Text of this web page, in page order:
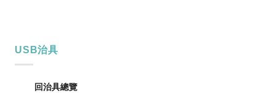
USB治具
回治具總覽